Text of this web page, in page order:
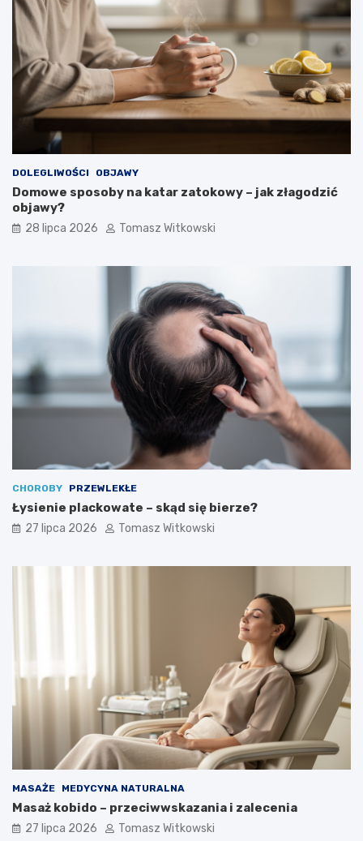
DOLEGLIWOŚCI OBJAWY
Domowe sposoby na katar zatokowy – jak złagodzić
objawy?
28 lipca 2026 Tomasz Witkowski
CHOROBY PRZEWLEKŁE
Łysienie plackowate – skąd się bierze?
27 lipca 2026 Tomasz Witkowski
MASAŻE MEDYCYNA NATURALNA
Masaż kobido – przeciwwskazania i zalecenia
27 lipca 2026 Tomasz Witkowski